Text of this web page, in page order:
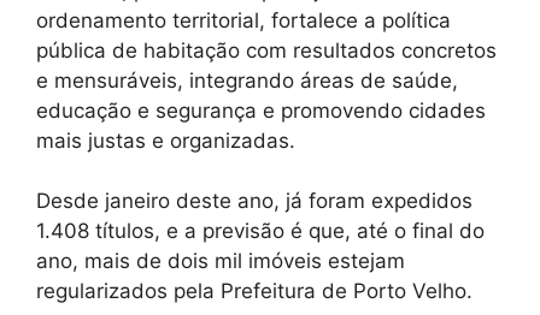
ordenamento territorial, fortalece a política
pública de habitação com resultados concretos
e mensuráveis, integrando áreas de saúde,
educação e segurança e promovendo cidades
mais justas e organizadas.
Desde janeiro deste ano, já foram expedidos
1.408 títulos, e a previsão é que, até o final do
ano, mais de dois mil imóveis estejam
regularizados pela Prefeitura de Porto Velho.